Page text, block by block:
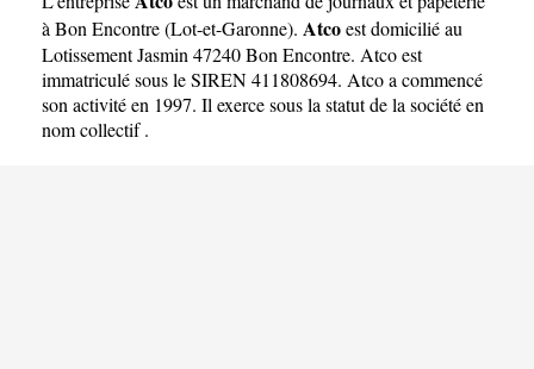
à Bon Encontre(Lot-et-Garonne). Atcoest domicilié au
Lotissement Jasmin 47240 Bon Encontre. Atco est
immatriculé sous le SIREN 411808694. Atco a commencé
son activité en 1997. Il exerce sous la statut de la société en
nom collectif .